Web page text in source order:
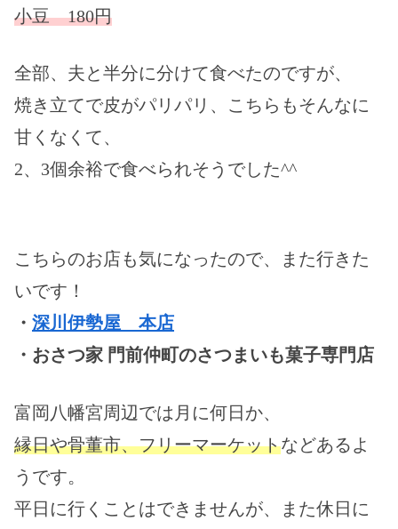
小豆 180円
全部、夫と半分に分けて食べたのですが、
焼き立てで皮がパリパリ、こちらもそんなに
甘くなくて、
2、3個余裕で食べられそうでした^^
こちらのお店も気になったので、また行きた
いです！
・ 深川伊勢屋 本店
・おさつ家 門前仲町のさつまいも菓子専門店
富岡八幡宮周辺では月に何日か、
縁日や骨董市、フリーマーケットなどあるよ
うです。
平日に行くことはできませんが、また休日に